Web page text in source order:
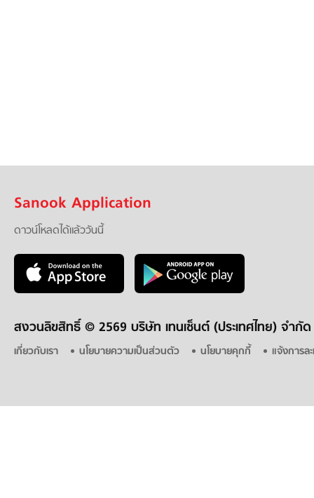
Sanook Application
ดาวน์โหลดได้แล้ววันนี้
สงวนลิขสิทธิ์ © 2569 บริษัท เทนเซ็นต์ (ประเทศไทย) จำกัด
เกี่ยวกับเรา นโยบายความเป็นส่วนตัว นโยบายคุกกี้ แจ้งการล